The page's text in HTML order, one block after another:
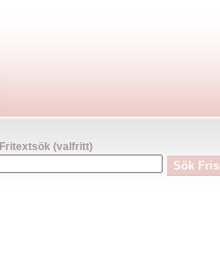
Fritextsök (valfritt)